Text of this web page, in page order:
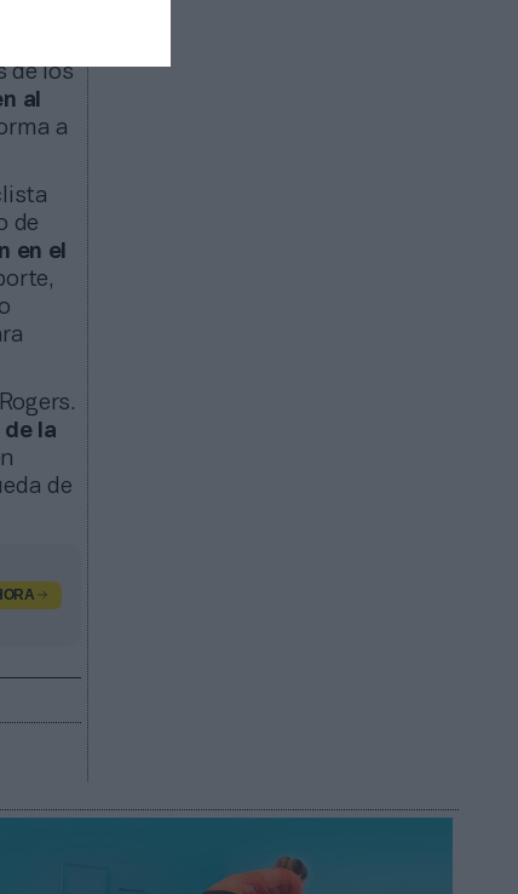
de los
al
a
de
en el
la
de